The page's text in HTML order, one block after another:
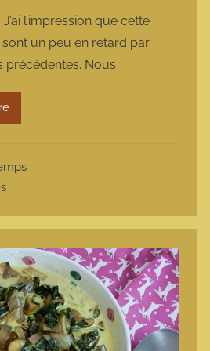
r
m
a
r
m
t
e
l’impression que cette
un peu en retard par
précédentes. Nous